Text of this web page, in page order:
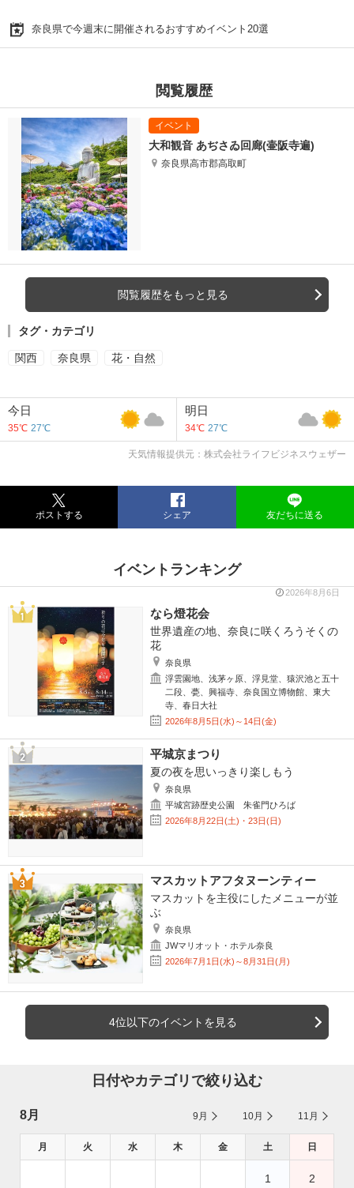
奈良県で今週末に開催されるおすすめイベント20選
閲覧履歴
大和観音 あぢさゐ回廊(壷阪寺遍)
奈良県高市郡高取町
閲覧履歴をもっと見る
タグ・カテゴリ
関西 奈良県 花・自然
今日
35℃ 27℃
明日
34℃ 27℃
天気情報提供元：株式会社ライフビジネスウェザー
ポストする シェア 友だちに送る
イベントランキング
2026年8月6日
なら燈花会
世界遺産の地、奈良に咲くろうそくの
花
奈良県
浮雲園地、浅茅ヶ原、浮見堂、猿沢池と五十
二段、甍、興福寺、奈良国立博物館、東大
寺、春日大社
2026年8月5日(水)～14日(金)
平城京まつり
夏の夜を思いっきり楽しもう
奈良県
平城宮跡歴史公園 朱雀門ひろば
2026年8月22日(土)・23日(日)
マスカットアフタヌーンティー
マスカットを主役にしたメニューが並
ぶ
奈良県
JWマリオット・ホテル奈良
2026年7月1日(水)～8月31日(月)
4位以下のイベントを見る
日付やカテゴリで絞り込む
8月 9月 10月 11月
月 火 水 木 金 土 日
1 2